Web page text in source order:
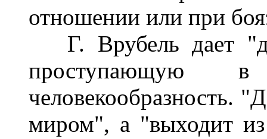
отношении или при
Г. Врубель дает
проступающую в
человекообразность.
миром", а "выходит